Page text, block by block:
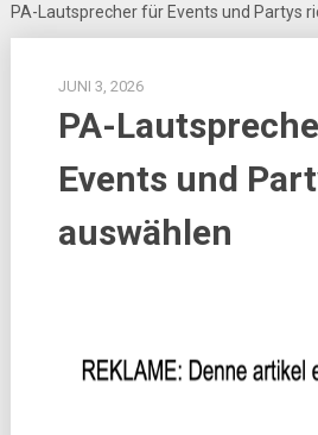
PA-Lautsprecher für Events und Partys
JUNI 3, 2026
PA-
Events und
auswählen